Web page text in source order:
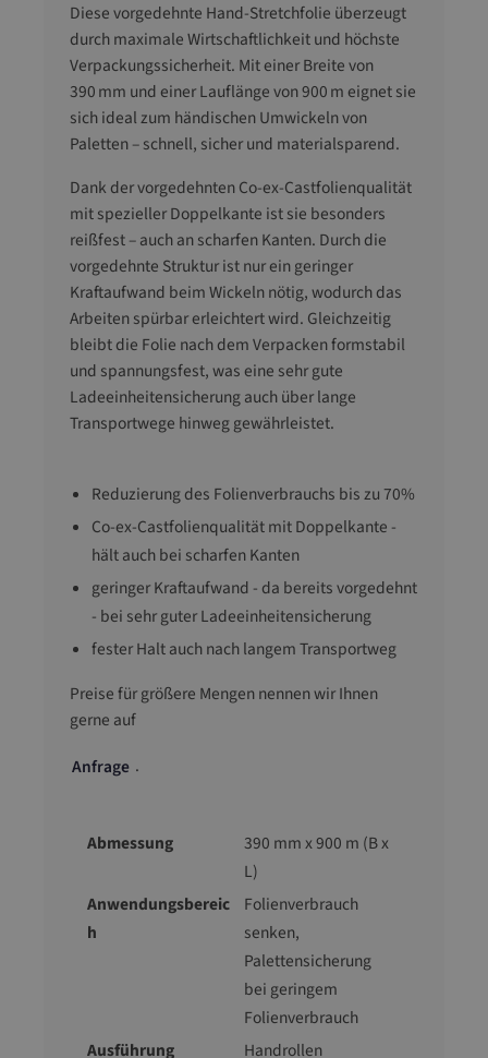
Diese vorgedehnte Hand-Stretchfolie überzeugt
durch maximale Wirtschaftlichkeit und höchste
Verpackungssicherheit. Mit einer Breite von
390 mm und einer Lauflänge von 900 m eignet sie
sich ideal zum händischen Umwickeln von
Paletten – schnell, sicher und materialsparend.
Dank der vorgedehnten Co-ex-Castfolienqualität
mit spezieller Doppelkante ist sie besonders
reißfest – auch an scharfen Kanten. Durch die
vorgedehnte Struktur ist nur ein geringer
Kraftaufwand beim Wickeln nötig, wodurch das
Arbeiten spürbar erleichtert wird. Gleichzeitig
bleibt die Folie nach dem Verpacken formstabil
und spannungsfest, was eine sehr gute
Ladeeinheitensicherung auch über lange
Transportwege hinweg gewährleistet.
Reduzierung des Folienverbrauchs bis zu 70%
Co-ex-Castfolienqualität mit Doppelkante -
hält auch bei scharfen Kanten
geringer Kraftaufwand - da bereits vorgedehnt
- bei sehr guter Ladeeinheitensicherung
fester Halt auch nach langem Transportweg
Preise für größere Mengen nennen wir Ihnen
gerne auf
Anfrage .
Abmessung
390 mm x 900 m (B x
L)
Anwendungsbereic
h
Folienverbrauch
senken,
Palettensicherung
bei geringem
Folienverbrauch
Ausführung
Handrollen